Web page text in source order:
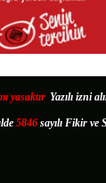
yasaktır. Yazılı izni
5846 sayılı Fikir ve